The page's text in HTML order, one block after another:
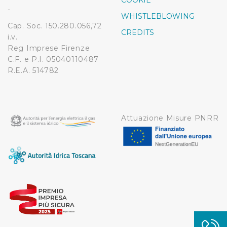
fruibile il sito web abilitandone funzionalità di base quali
la navigazione sulle pagine e l'accesso alle aree
traffico sul nostro sito web, per personalizzare
contenuti ed annunci e per fornire funzionalità dei social
media, condividendo informazioni sul modo in cui
l’Utente utilizza il nostro sito con i nostri partner. Tali
soggetti, che si occupano di analisi dei dati web,
informazioni ricevute con altre informazioni che l’Utente
ha fornito loro o che hanno raccolto dal suo utilizzo dei
loro servizi.
-
Cap. Soc. 150.280.056,72
i.v.
Reg Imprese Firenze
C.F. e P.I. 05040110487
R.E.A. 514782
WHISTLEBLOWING
CREDITS
Attuazione Misure PNRR